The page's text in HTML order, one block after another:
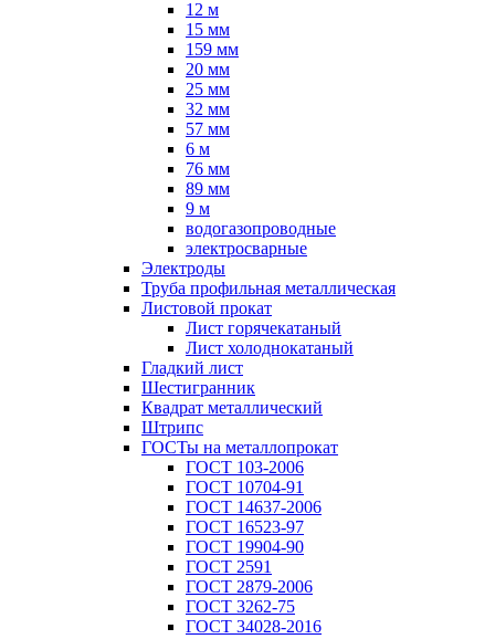
12 м
15 мм
159 мм
20 мм
25 мм
32 мм
57 мм
6 м
76 мм
89 мм
9 м
водогазопроводные
электросварные
Электроды
Труба профильная металлическая
Листовой прокат
Лист горячекатаный
Лист холоднокатаный
Гладкий лист
Шестигранник
Квадрат металлический
Штрипс
ГОСТы на металлопрокат
ГОСТ 103-2006
ГОСТ 10704-91
ГОСТ 14637-2006
ГОСТ 16523-97
ГОСТ 19904-90
ГОСТ 2591
ГОСТ 2879-2006
ГОСТ 3262-75
ГОСТ 34028-2016